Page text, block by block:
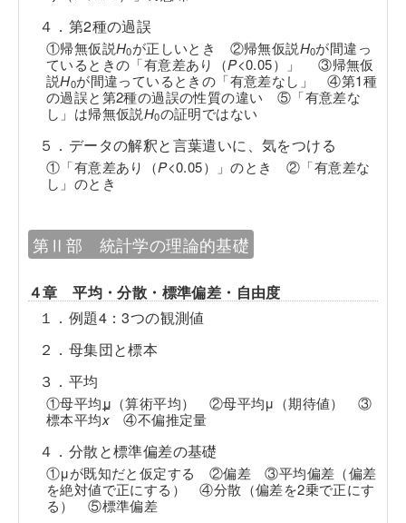
４．第2種の過誤
①帰無仮説H0が正しいとき ②帰無仮説H0が間違っ
ているときの「有意差あり（P<0.05）」 ③帰無仮
説H0が間違っているときの「有意差なし」 ④第1種
の過誤と第2種の過誤の性質の違い ⑤「有意差な
し」は帰無仮説H0の証明ではない
５．データの解釈と言葉遣いに、気をつける
①「有意差あり（P<0.05）」のとき ②「有意差な
し」のとき
第Ⅱ部 統計学の理論的基礎
４章 平均・分散・標準偏差・自由度
１．例題4：3つの観測値
２．母集団と標本
３．平均
①母平均μ（算術平均） ②母平均μ（期待値） ③
標本平均x ④不偏推定量
４．分散と標準偏差の基礎
①μが既知だと仮定する ②偏差 ③平均偏差（偏差
を絶対値で正にする） ④分散（偏差を2乗で正にす
る） ⑤標準偏差